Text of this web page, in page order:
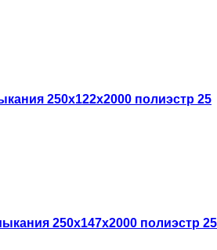
250х122х2000 полиэстр 25
250х147х2000 полиэстр 25